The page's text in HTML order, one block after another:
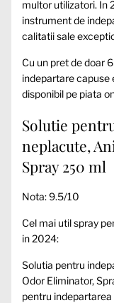
multor utilizatori. In
instrument de
calitatii sale
Cu un pret de doar
indepartare capuse
disponibil pe piata
Solutie
neplacute,
Spray 250 ml
Nota: 9.5/10
Cel mai util spray
in 2024:
Solutia pentru
Odor Eliminator,
pentru